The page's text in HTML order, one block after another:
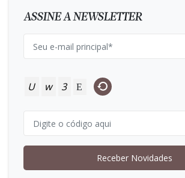
ASSINE A NEWSLETTER
U w 3 E
Receber Novidades